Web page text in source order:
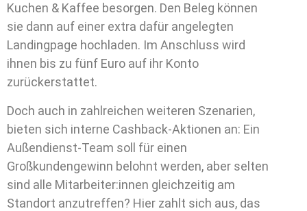
Kuchen & Kaffee besorgen. Den Beleg können
sie dann auf einer extra dafür angelegten
Landingpage hochladen. Im Anschluss wird
ihnen bis zu fünf Euro auf ihr Konto
zurückerstattet.
Doch auch in zahlreichen weiteren Szenarien,
bieten sich interne Cashback-Aktionen an: Ein
Außendienst-Team soll für einen
Großkundengewinn belohnt werden, aber selten
sind alle Mitarbeiter:innen gleichzeitig am
Standort anzutreffen? Hier zahlt sich aus, das